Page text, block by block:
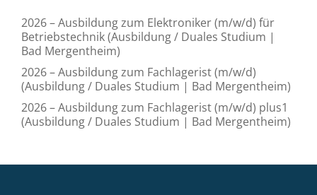
2026 – Ausbildung zum Elektroniker (m/w/d) für
Betriebstechnik (Ausbildung / Duales Studium |
Bad Mergentheim)
2026 – Ausbildung zum Fachlagerist (m/w/d)
(Ausbildung / Duales Studium | Bad Mergentheim)
2026 – Ausbildung zum Fachlagerist (m/w/d) plus1
(Ausbildung / Duales Studium | Bad Mergentheim)